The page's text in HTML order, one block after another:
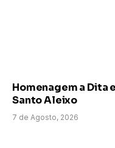
Homenagem a Dita
Santo Aleixo
7 de Agosto, 2026